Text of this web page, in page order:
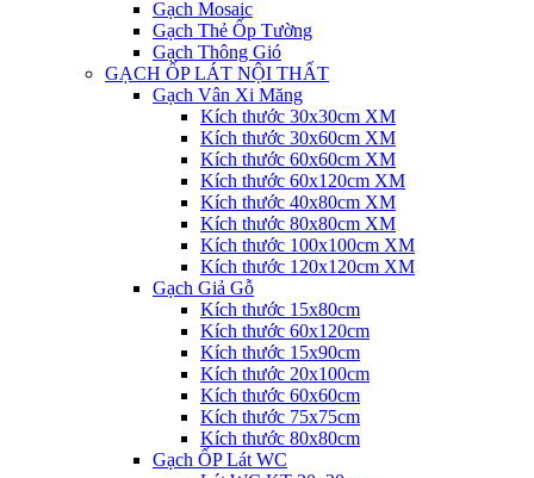
Gạch Mosaic
Gạch Thẻ Ốp Tường
Gạch Thông Gió
GẠCH ỐP LÁT NỘI THẤT
Gạch Vân Xi Măng
Kích thước 30x30cm XM
Kích thước 30x60cm XM
Kích thước 60x60cm XM
Kích thước 60x120cm XM
Kích thước 40x80cm XM
Kích thước 80x80cm XM
Kích thước 100x100cm XM
Kích thước 120x120cm XM
Gạch Giả Gỗ
Kích thước 15x80cm
Kích thước 60x120cm
Kích thước 15x90cm
Kích thước 20x100cm
Kích thước 60x60cm
Kích thước 75x75cm
Kích thước 80x80cm
Gạch ỐP Lát WC